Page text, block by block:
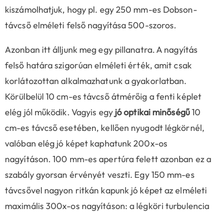
kiszámolhatjuk, hogy pl. egy 250 mm-es Dobson-
távcső elméleti felső nagyítása 500-szoros.
Azonban itt álljunk meg egy pillanatra. A nagyítás
felső határa szigorúan elméleti érték, amit csak
korlátozottan alkalmazhatunk a gyakorlatban.
Körülbelül 10 cm-es távcső átmérőig a fenti képlet
elég jól működik. Vagyis egy jó optikai minőségű10
cm-es távcső esetében, kellően nyugodt légkörnél,
valóban elég jó képet kaphatunk 200x-os
nagyításon. 100 mm-es apertúra felett azonban ez a
szabály gyorsan érvényét veszti. Egy 150 mm-es
távcsővel nagyon ritkán kapunk jó képet az elméleti
maximális 300x-os nagyításon: a légköri turbulencia